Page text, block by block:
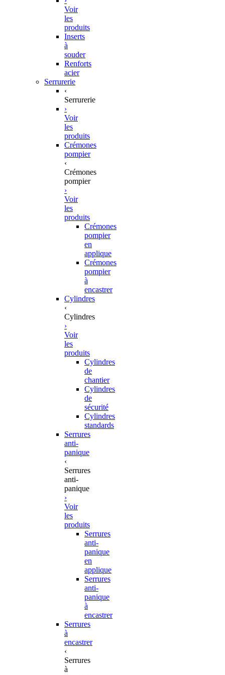
Voir
les
produits
Inserts
à
souder
Renforts
acier
Serrurerie
‹
Serrurerie
›
Voir
les
produits
Crémones
pompier
‹
Crémones
pompier
›
Voir
les
produits
Crémones
pompier
en
applique
Crémones
pompier
à
encastrer
Cylindres
‹
Cylindres
›
Voir
les
produits
Cylindres
de
chantier
Cylindres
de
sécurité
Cylindres
standards
Serrures
anti-
panique
‹
Serrures
anti-
panique
›
Voir
les
produits
Serrures
anti-
panique
en
applique
Serrures
anti-
panique
à
encastrer
Serrures
à
encastrer
‹
Serrures
à